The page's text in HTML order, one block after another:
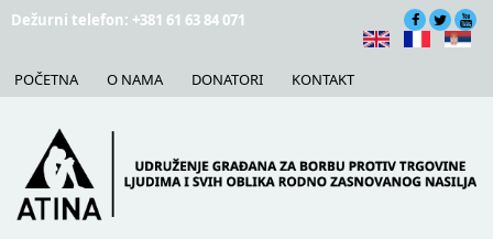
Skip to main content
Dežurni telefon: +381 61 63 84 071
POČETNA O NAMA DONATORI KONTAKT